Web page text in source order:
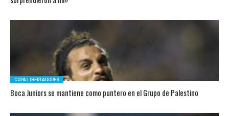
COPA LIBERTADORES
Boca Juniors se mantiene como puntero en el Grupo de Palestino